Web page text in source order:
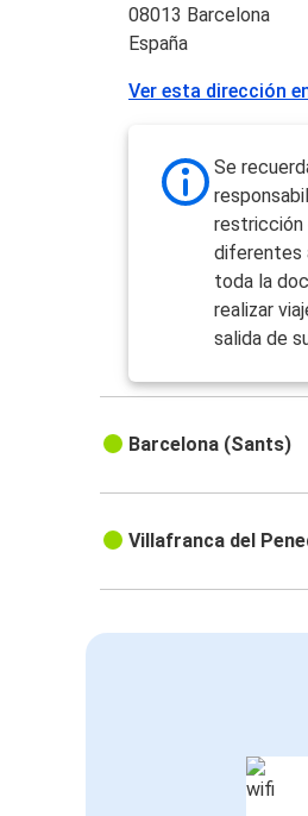
08013 Barcelona
España
Ver esta dirección
Se
restricción
diferentes
toda la
realizar
salida de
Barcelona (Sants)
Villafranca del